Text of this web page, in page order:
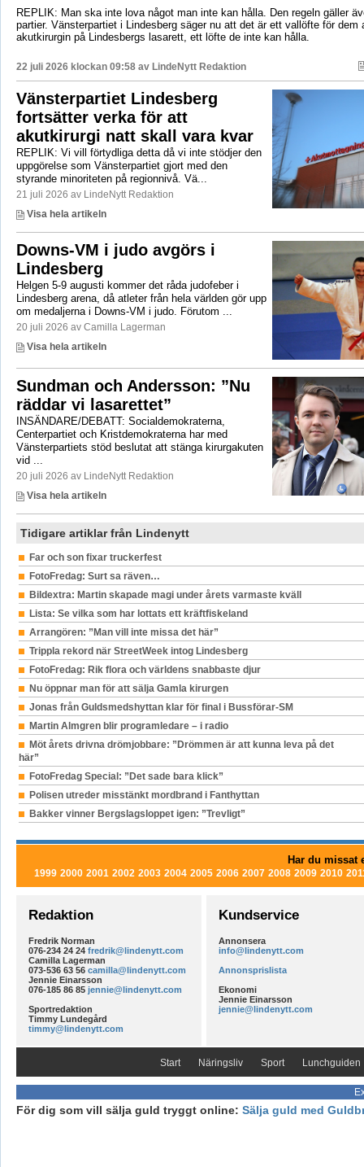
REPLIK: Man ska inte lova något man inte kan hålla. Den regeln gäller
partier. Vänsterpartiet i Lindesberg säger nu att det är ett vallöfte för dem
akutkirurgin på Lindesbergs lasarett, ett löfte de inte kan hålla.
22 juli 2026 klockan 09:58 av LindeNytt Redaktion
Vänsterpartiet Lindesberg
fortsätter verka för att
akutkirurgi natt skall vara kvar
REPLIK: Vi vill förtydliga detta då vi inte stödjer den
uppgörelse som Vänsterpartiet gjort med den
styrande minoriteten på regionnivå. Vä...
21 juli 2026 av LindeNytt Redaktion
Visa hela artikeln
Downs-VM i judo avgörs i
Lindesberg
Helgen 5-9 augusti kommer det råda judofeber i
Lindesberg arena, då atleter från hela världen gör upp
om medaljerna i Downs-VM i judo. Förutom ...
20 juli 2026 av Camilla Lagerman
Visa hela artikeln
Sundman och Andersson: ”Nu
räddar vi lasarettet”
INSÄNDARE/DEBATT: Socialdemokraterna,
Centerpartiet och Kristdemokraterna har med
Vänsterpartiets stöd beslutat att stänga kirurgakuten
vid ...
20 juli 2026 av LindeNytt Redaktion
Visa hela artikeln
Tidigare artiklar från Lindenytt
Far och son fixar truckerfest
FotoFredag: Surt sa räven…
Bildextra: Martin skapade magi under årets varmaste kväll
Lista: Se vilka som har lottats ett kräftfiskeland
Arrangören: ”Man vill inte missa det här”
Trippla rekord när StreetWeek intog Lindesberg
FotoFredag: Rik flora och världens snabbaste djur
Nu öppnar man för att sälja Gamla kirurgen
Jonas från Guldsmedshyttan klar för final i Bussförar-SM
Martin Almgren blir programledare – i radio
Möt årets drivna drömjobbare: ”Drömmen är att kunna leva på det
här”
FotoFredag Special: ”Det sade bara klick”
Polisen utreder misstänkt mordbrand i Fanthyttan
Bakker vinner Bergslagsloppet igen: ”Trevligt”
Har du missat
1999 2000 2001 2002 2003 2004 2005 2006 2007 2008 2009 2010
Redaktion
Fredrik Norman
076-234 24 24 fredrik@lindenytt.com
Camilla Lagerman
073-536 63 56 camilla@lindenytt.com
Jennie Einarsson
076-185 86 85 jennie@lindenytt.com
Sportredaktion
Timmy Lundegård
timmy@lindenytt.com
Kundservice
Annonsera
info@lindenytt.com
Annonsprislista
Ekonomi
Jennie Einarsson
jennie@lindenytt.com
Start Näringsliv Sport Lunchguiden
För dig som vill sälja guld tryggt online: Sälja guld med